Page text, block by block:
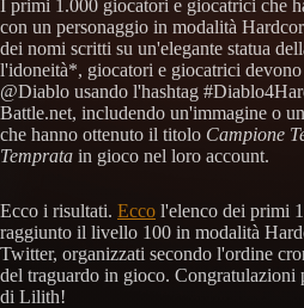
I primi 1.000 giocatori e giocatrici che
con un personaggio in modalità
dei nomi scritti su un'elegante statua
l'idoneità*, giocatori e giocatrici
@Diablo usando l'hashtag
Battle.net, includendo un'immagine o
che hanno ottenuto il titolo Campione
Temprata in gioco nel loro account.
Ecco i risultati. Ecco l'elenco dei primi
raggiunto il livello 100 in modalità
Twitter, organizzati secondo l'ordine
del traguardo in gioco. Congratulazioni
di Lilith!